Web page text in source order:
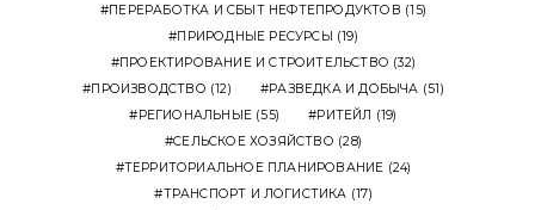
ПЕРЕРАБОТКА И СБЫТ НЕФТЕПРОДУКТОВ (15)
ПРИРОДНЫЕ РЕСУРСЫ (19)
ПРОЕКТИРОВАНИЕ И СТРОИТЕЛЬСТВО (32)
ПРОИЗВОДСТВО (12) РАЗВЕДКА И ДОБЫЧА (51)
РЕГИОНАЛЬНЫЕ (55) РИТЕЙЛ (19)
СЕЛЬСКОЕ ХОЗЯЙСТВО (28)
ТЕРРИТОРИАЛЬНОЕ ПЛАНИРОВАНИЕ (24)
ТРАНСПОРТ И ЛОГИСТИКА (17)